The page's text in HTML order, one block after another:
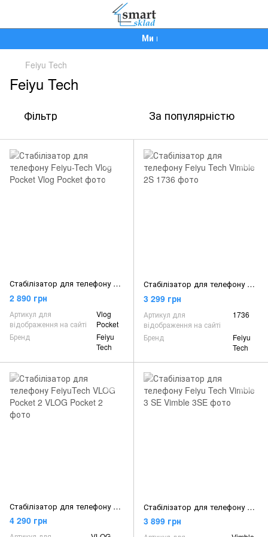
Ми працюємо!
Feiyu Tech
Feiyu Tech
Фільтр За популярністю
Стабілізатор для телефону Feiyu-Tech Vlog Pocket
2 890 грн
Артикул для
відображення на сайті
Vlog
Pocket
Бренд
Feiyu
Tech
Стабілізатор для телефону Feiyu Tech Vimble 2S
3 299 грн
Артикул для
відображення на сайті
1736
Бренд
Feiyu
Tech
Стабілізатор для телефону FeiyuTech VLOG Pocket 2
4 290 грн
Стабілізатор для телефону Feiyu Tech Vimble 3 SE
3 899 грн